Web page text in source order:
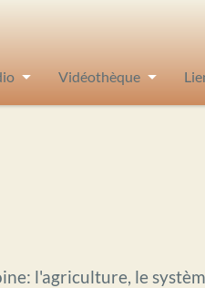
Vidéothèque
l'agriculture, le